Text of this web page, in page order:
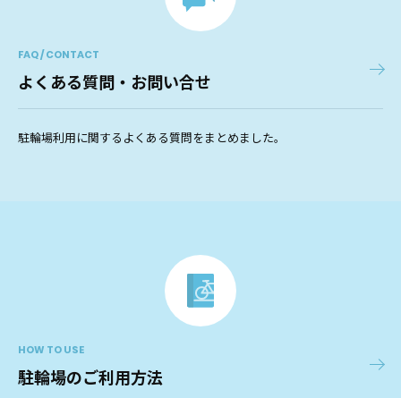
FAQ / CONTACT
よくある質問・お問い合せ
駐輪場利用に関するよくある質問をまとめました。
HOW TO USE
駐輪場のご利用方法